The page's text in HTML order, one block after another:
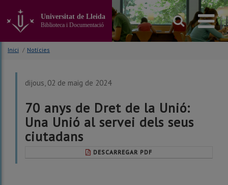
contingut
principal
Universitat de Lleida
Biblioteca i Documentació
Inici / Notícies
dijous, 02 de maig de 2024
70 anys de Dret de la Unió:
Una Unió al servei dels seus
ciutadans
DESCARREGAR PDF